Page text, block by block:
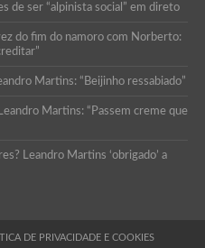
de ser “alpinista social” em direto
do fim do namoro com Norberto:
Martins: “Beijinho ressabiado”
Martins: “Passem creme que
Leandro Martins ‘obrigado’ a
DE PRIVACIDADE E COOKIES